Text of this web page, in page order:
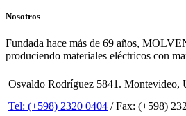
Nosotros
Fundada hace más de 69 años,
produciendo materiales eléctricos con
Osvaldo Rodríguez 5841. Montevideo,
Tel: (+598) 2320 0404 / Fax: (+598)